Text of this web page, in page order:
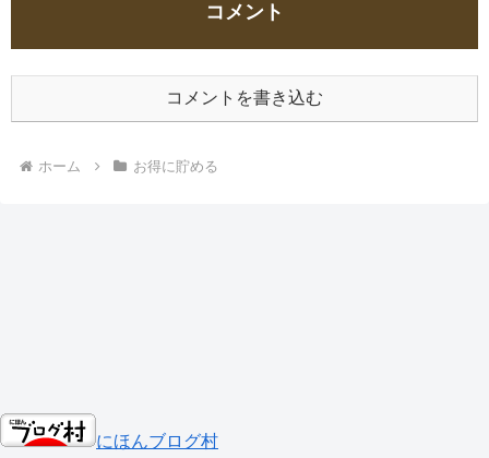
コメント
コメントを書き込む
ホーム お得に貯める
にほんブログ村